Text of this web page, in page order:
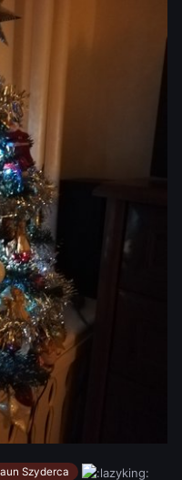
Szyderca